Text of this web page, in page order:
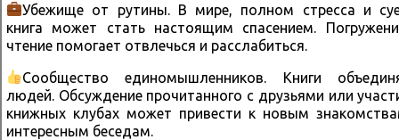
Убежище от рутины. В мире, полном стресса и
книга может стать настоящим спасением.
чтение помогает отвлечься и расслабиться.
Сообщество единомышленников. Книги
людей. Обсуждение прочитанного с друзьями или
книжных клубах может привести к новым
интересным беседам.